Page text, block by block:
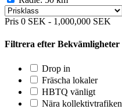
Pris 0 SEK - 1,000,000 SEK
Filtrera efter Bekvämligheter
Drop in
Fräscha lokaler
HBTQ vänligt
Nära kollektivtrafiken